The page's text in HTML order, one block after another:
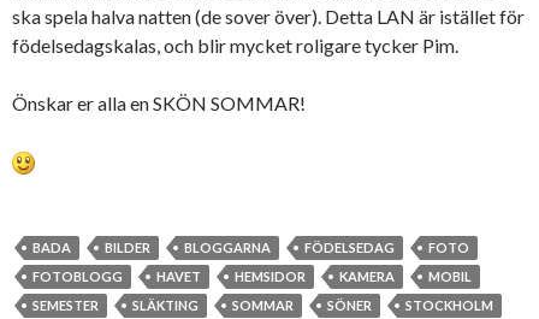
ska spela halva natten (de sover över). Detta LAN är istället för
födelsedagskalas, och blir mycket roligare tycker Pim.
Önskar er alla en SKÖN SOMMAR!
BADA BILDER BLOGGARNA FÖDELSEDAG
FOTO
FOTOBLOGG
HAVET HEMSIDOR KAMERA
MOBIL
SEMESTER
SLÄKTING SOMMAR SÖNER
STOCKHOLM